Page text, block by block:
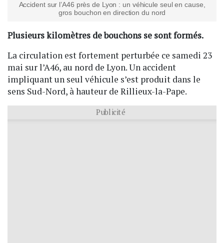
Accident sur l’A46 près de Lyon : un véhicule seul en cause,
gros bouchon en direction du nord
Plusieurs kilomètres de bouchons se sont formés.
La circulation est fortement perturbée ce samedi 23
mai sur l’A46, au nord de Lyon. Un accident
impliquant un seul véhicule s’est produit dans le
sens Sud-Nord, à hauteur de Rillieux-la-Pape.
Publicité